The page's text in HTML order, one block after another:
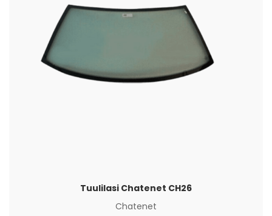
Tuulilasi Chatenet CH26
Chatenet